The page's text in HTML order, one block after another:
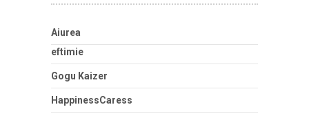
Aiurea
eftimie
Gogu Kaizer
HappinessCaress